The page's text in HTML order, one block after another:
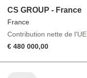
CS GROUP - France
France
Contribution nette de l'UE
€ 480 000,00